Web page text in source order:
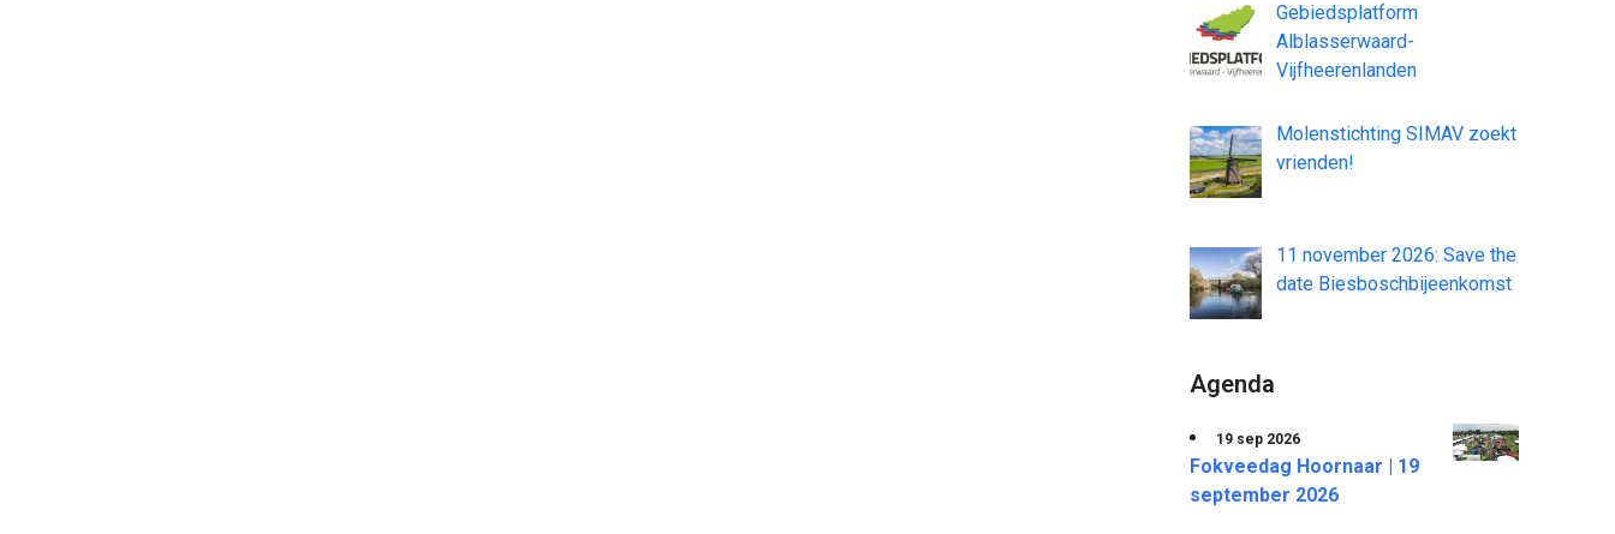
Gebiedsplatform
Alblasserwaard-
Vijfheerenlanden
Molenstichting SIMAV zoekt
vrienden!
11 november 2026: Save the
date Biesboschbijeenkomst
Agenda
19 sep 2026
Fokveedag Hoornaar | 19
september 2026